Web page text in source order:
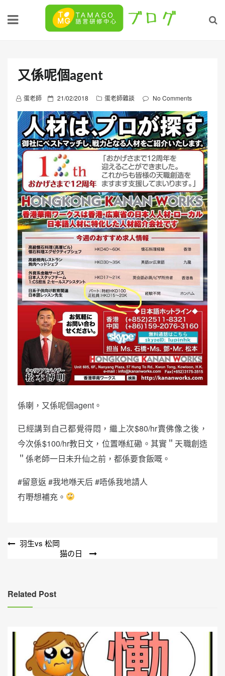
又係呢個agent
蛋老師
P
o
s
t
e
d
o
n
21/02/2018 蛋老師雜談 No Comments
係喇，又係呢個agent。
已經講到自己都覺得悶，繼上次$80/hr賣佛像之後，
今次係$100/hr教日文，位置喺紅磡。其實＂天職創造
＂係老師一日未升仙之前，都係要食飯嘅。
#留意返 #我地喺天后 #唔係我地請人
冇嘢想補充。
文
覽
羽生vs 松岡
猫の日
Related Post